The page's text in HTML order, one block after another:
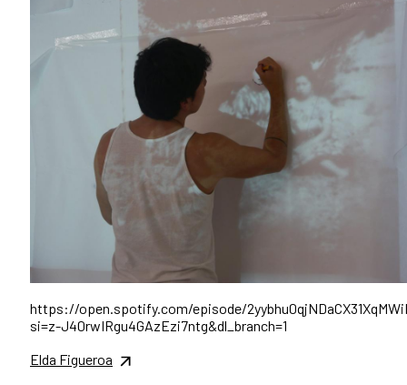
https://open.spotify.com/episode/
si=z-J40rwIRgu4GAzEzi7ntg&dl_branch=1
Elda Figueroa